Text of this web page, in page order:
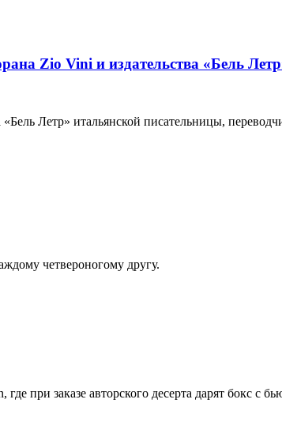
Zio Vini и издательства «Бель
Летр» итальянской писательницы,
четвероногому другу.
при заказе авторского десерта дарят бокс с